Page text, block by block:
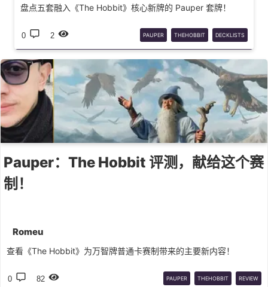
盘点五套融入《The Hobbit》核心新牌的 Pauper 套牌！
0 2 PAUPER THEHOBBIT DECKLISTS
Pauper：The Hobbit 评测，献给这个赛
制！
Romeu
查看《The Hobbit》为万智牌普通卡赛制带来的主要新内容！
0 82 PAUPER THEHOBBIT REVIEW